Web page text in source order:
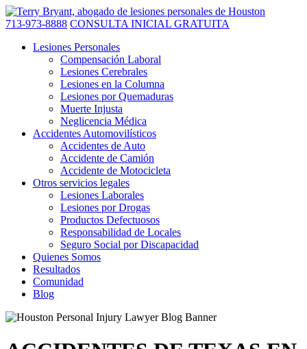
713-973-8888 CONSULTA INICIAL GRATUITA
Lesiones Personales
Compensación Laboral
Lesiones Cerebrales
Lesiones en la Columna
Lesiones por Quemaduras
Muerte Injusta
Neglicencia Médica
Accidentes Automovilísticos
Accidentes de Auto
Accidente de Camión
Accidente de Motocicleta
Otros servicios legales
Lesiones Laborales
Lesiones por Drogas
Productos Defectuosos
Responsabilidad de Locales
Seguro Social por Discapacidad
Quienes Somos
Resultados
Comunidad
Blog